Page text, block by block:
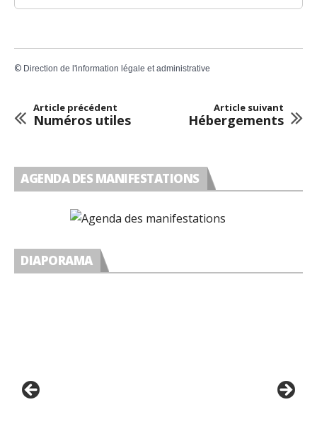
© Direction de l'information légale et administrative
Article précédent
Numéros utiles
Article suivant
Hébergements
AGENDA DES MANIFESTATIONS
DIAPORAMA